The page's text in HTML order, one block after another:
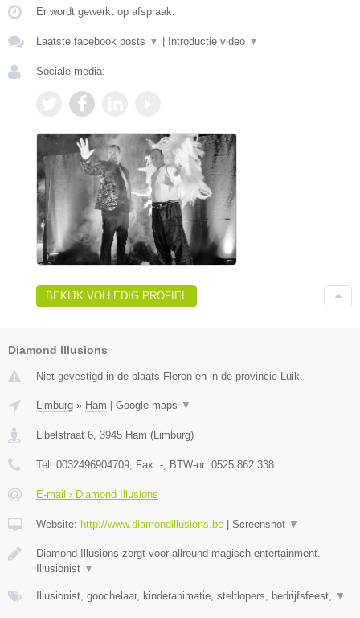
Er wordt gewerkt op afspraak.
Laatste facebook posts ▼ Introductie video ▼
Sociale media:
BEKIJK VOLLEDIG PROFIEL
Diamond Illusions
Niet gevestigd in de plaats Fleron en in de provincie Luik.
Limburg » Ham Google maps ▼
Libelstraat 6, 3945 Ham (Limburg)
Tel: 0032496904709, Fax: -, BTW-nr: 0525.862.338
E-mail › Diamond Illusions
Website: http://www.diamondillusions.be Screenshot ▼
Diamond Illusions zorgt voor allround magisch entertainment.
Illusionist ▼
Illusionist, goochelaar, kinderanimatie, steltlopers, bedrijfsfeest, ▼